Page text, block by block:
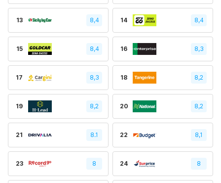
13 8,4 14 8,4
15 8,4 16 8,3
17 8,3 18 8,2
19 8,2 20 8,2
21 8.1 22 8,1
23 8 24 8